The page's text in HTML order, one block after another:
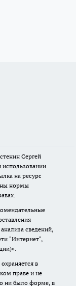
Сергей
на ресурс
нормы
сведений,
"Интернет",
в
праве и не
ни было форме, в